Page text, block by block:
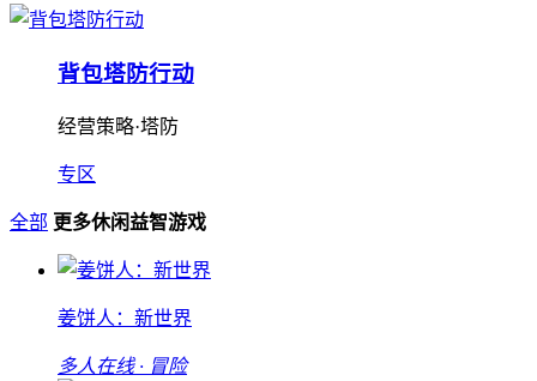
背包塔防行动
经营策略·塔防
专区
全部 更多休闲益智游戏
姜饼人：新世界
多人在线 · 冒险